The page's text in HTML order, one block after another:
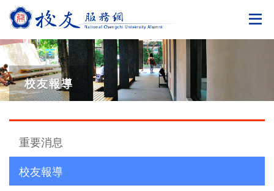
切
校友報導
重要消息
校友報導